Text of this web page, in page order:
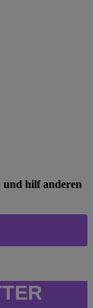
und hilf anderen